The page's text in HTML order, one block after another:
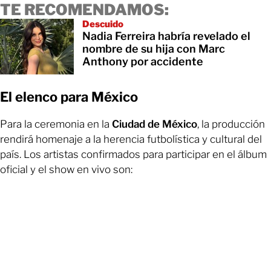
TE RECOMENDAMOS:
Descuido
Nadia Ferreira habría revelado el
nombre de su hija con Marc
Anthony por accidente
El elenco para México
Para la ceremonia en la Ciudad de México, la producción
rendirá homenaje a la herencia futbolística y cultural del
país. Los artistas confirmados para participar en el álbum
oficial y el show en vivo son: